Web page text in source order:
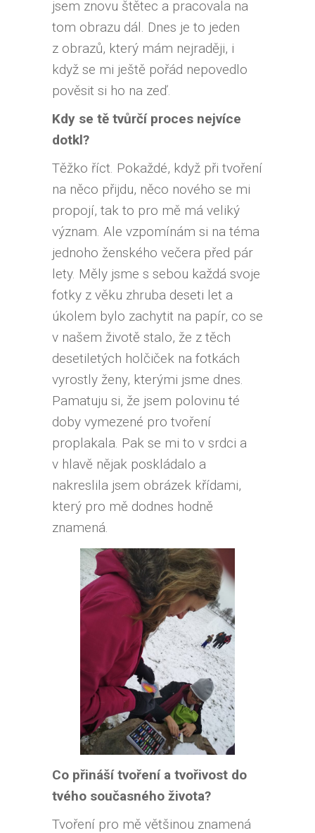
jsem znovu štětec a pracovala na
tom obrazu dál. Dnes je to jeden
z obrazů, který mám nejraději, i
když se mi ještě pořád nepovedlo
pověsit si ho na zeď.
Kdy se tě tvůrčí proces nejvíce
dotkl?
Těžko říct. Pokaždé, když při tvoření
na něco přijdu, něco nového se mi
propojí, tak to pro mě má veliký
význam. Ale vzpomínám si na téma
jednoho ženského večera před pár
lety. Měly jsme s sebou každá svoje
fotky z věku zhruba deseti let a
úkolem bylo zachytit na papír, co se
v našem životě stalo, že z těch
desetiletých holčiček na fotkách
vyrostly ženy, kterými jsme dnes.
Pamatuju si, že jsem polovinu té
doby vymezené pro tvoření
proplakala. Pak se mi to v srdci a
v hlavě nějak poskládalo a
nakreslila jsem obrázek křídami,
který pro mě dodnes hodně
znamená.
Co přináší tvoření a tvořivost do
tvého současného života?
Tvoření pro mě většinou znamená